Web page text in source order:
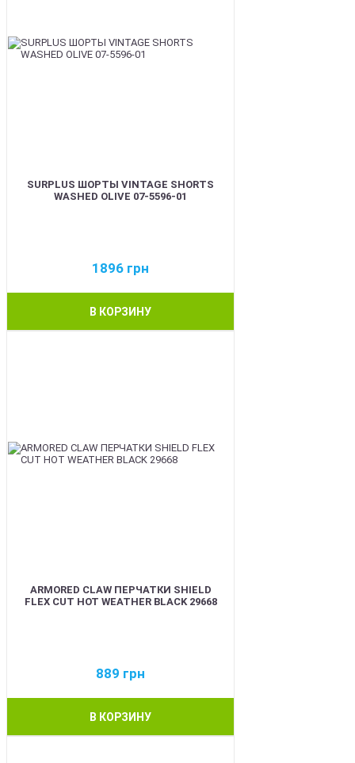
SURPLUS ШОРТЫ VINTAGE SHORTS
WASHED OLIVE 07-5596-01
1896 грн
В КОРЗИНУ
ARMORED CLAW ПЕРЧАТКИ SHIELD
FLEX CUT HOT WEATHER BLACK 29668
889 грн
В КОРЗИНУ